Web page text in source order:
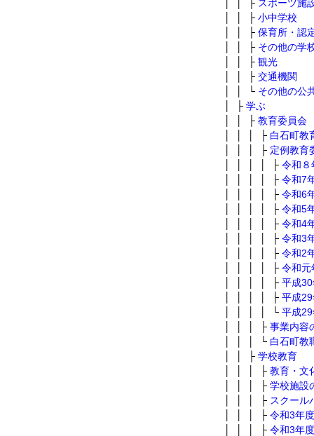
│ │ ├ スポーツ施
│ │ ├ 小中学校
│ │ ├ 保育所・認
│ │ ├ その他の学
│ │ ├ 観光
│ │ ├ 交通機関
│ │ └ その他の公
│ ├ 学ぶ
│ │ ├ 教育委員会
│ │ │ ├ 白石町教
│ │ │ ├ 定例教育
│ │ │ │ ├ 令和８
│ │ │ │ ├ 令和7
│ │ │ │ ├ 令和6
│ │ │ │ ├ 令和5
│ │ │ │ ├ 令和4
│ │ │ │ ├ 令和3
│ │ │ │ ├ 令和2
│ │ │ │ ├ 令和元
│ │ │ │ ├ 平成
│ │ │ │ ├ 平成
│ │ │ │ └ 平成
│ │ │ ├ 事業内容
│ │ │ └ 白石町教
│ │ ├ 学校教育
│ │ │ ├ 教育・文
│ │ │ ├ 学校施設
│ │ │ ├ スクール
│ │ │ ├ 令和3年
│ │ │ ├ 令和3年